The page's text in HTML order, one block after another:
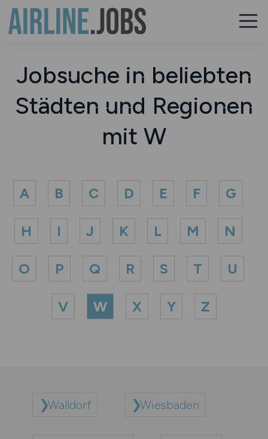
Jobsuche in beliebten
Städten und Regionen
mit W
A B C D E F G
H I J K L M N
O P Q R S T U
V W X Y Z
Walldorf Wiesbaden